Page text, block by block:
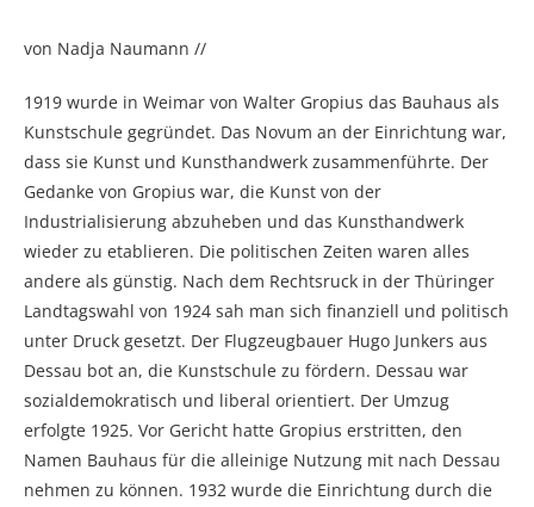
von Nadja Naumann //
1919 wurde in Weimar von Walter Gropius das Bauhaus als
Kunstschule gegründet. Das Novum an der Einrichtung war,
dass sie Kunst und Kunsthandwerk zusammenführte. Der
Gedanke von Gropius war, die Kunst von der
Industrialisierung abzuheben und das Kunsthandwerk
wieder zu etablieren. Die politischen Zeiten waren alles
andere als günstig. Nach dem Rechtsruck in der Thüringer
Landtagswahl von 1924 sah man sich finanziell und politisch
unter Druck gesetzt. Der Flugzeugbauer Hugo Junkers aus
Dessau bot an, die Kunstschule zu fördern. Dessau war
sozialdemokratisch und liberal orientiert. Der Umzug
erfolgte 1925. Vor Gericht hatte Gropius erstritten, den
Namen Bauhaus für die alleinige Nutzung mit nach Dessau
nehmen zu können. 1932 wurde die Einrichtung durch die